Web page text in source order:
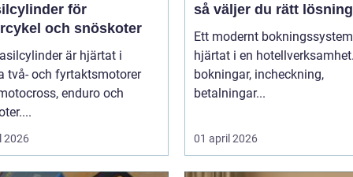
för
och snöskoter
är hjärtat i
två- och fyrtaktsmotorer
enduro och
2026
så väljer du rätt lösning
Ett modernt
hjärtat i en
bokningar, incheckning,
betalningar...
01 april 2026